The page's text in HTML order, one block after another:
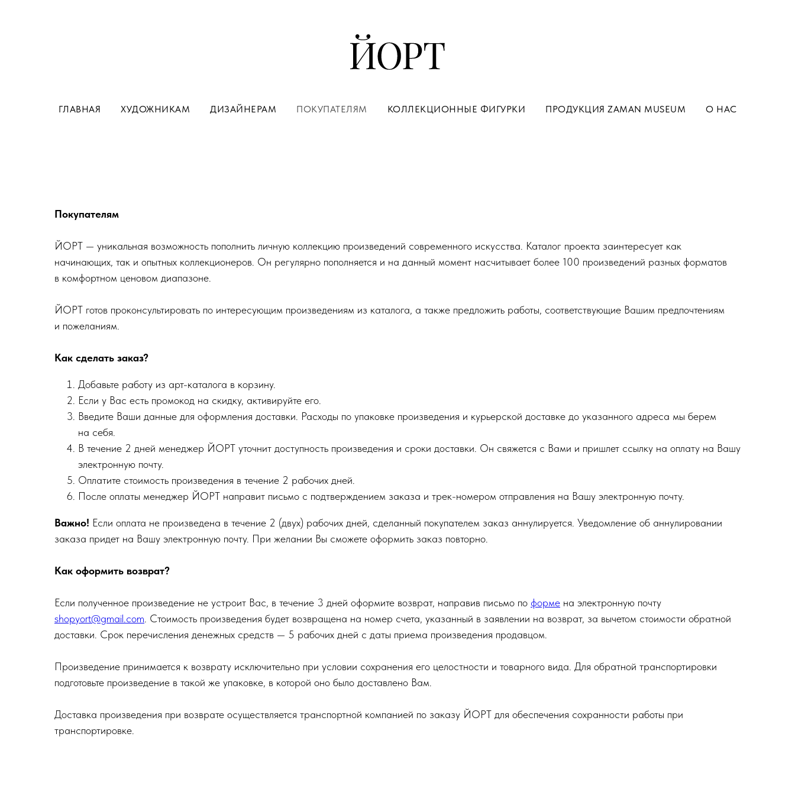
ГЛАВНАЯ ХУДОЖНИКАМ ДИЗАЙНЕРАМ ПОКУПАТЕЛЯМ КОЛЛЕКЦИОННЫЕ ФИГУРКИ ПРОДУКЦИЯ ZAMAN MUSEUM О НАС
Покупателям
ЙОРТ — уникальная возможность пополнить личную коллекцию произведений современного искусства. Каталог проекта заинтересует как
начинающих, так и опытных коллекционеров. Он регулярно пополняется и на данный момент насчитывает более 100 произведений разных форматов
в комфортном ценовом диапазоне.
ЙОРТ готов проконсультировать по интересующим произведениям из каталога, а также предложить работы, соответствующие Вашим предпочтениям
и пожеланиям.
Как сделать заказ?
Добавьте работу из арт-каталога в корзину.
Если у Вас есть промокод на скидку, активируйте его.
Введите Ваши данные для оформления доставки. Расходы по упаковке произведения и курьерской доставке до указанного адреса мы берем
на себя.
В течение 2 дней менеджер ЙОРТ уточнит доступность произведения и сроки доставки. Он свяжется с Вами и пришлет ссылку на оплату на Вашу
электронную почту.
Оплатите стоимость произведения в течение 2 рабочих дней.
После оплаты менеджер ЙОРТ направит письмо с подтверждением заказа и трек-номером отправления на Вашу электронную почту.
Важно! Если оплата не произведена в течение 2 (двух) рабочих дней, сделанный покупателем заказ аннулируется. Уведомление об аннулировании
заказа придет на Вашу электронную почту. При желании Вы сможете оформить заказ повторно.
Как оформить возврат?
Если полученное произведение не устроит Вас, в течение 3 дней оформите возврат, направив письмо по форме на электронную почту
shopyort@gmail.com . Стоимость произведения будет возвращена на номер счета, указанный в заявлении на возврат, за вычетом стоимости обратной
доставки. Срок перечисления денежных средств — 5 рабочих дней с даты приема произведения продавцом.
Произведение принимается к возврату исключительно при условии сохранения его целостности и товарного вида. Для обратной транспортировки
подготовьте произведение в такой же упаковке, в которой оно было доставлено Вам.
Доставка произведения при возврате осуществляется транспортной компанией по заказу ЙОРТ для обеспечения сохранности работы при
транспортировке.